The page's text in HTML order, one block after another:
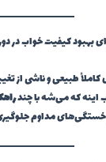
بهبود کیفیت خواب در
طبیعی و ناشی از
اینه که می‌شه با چند
از خستگی‌های مداوم